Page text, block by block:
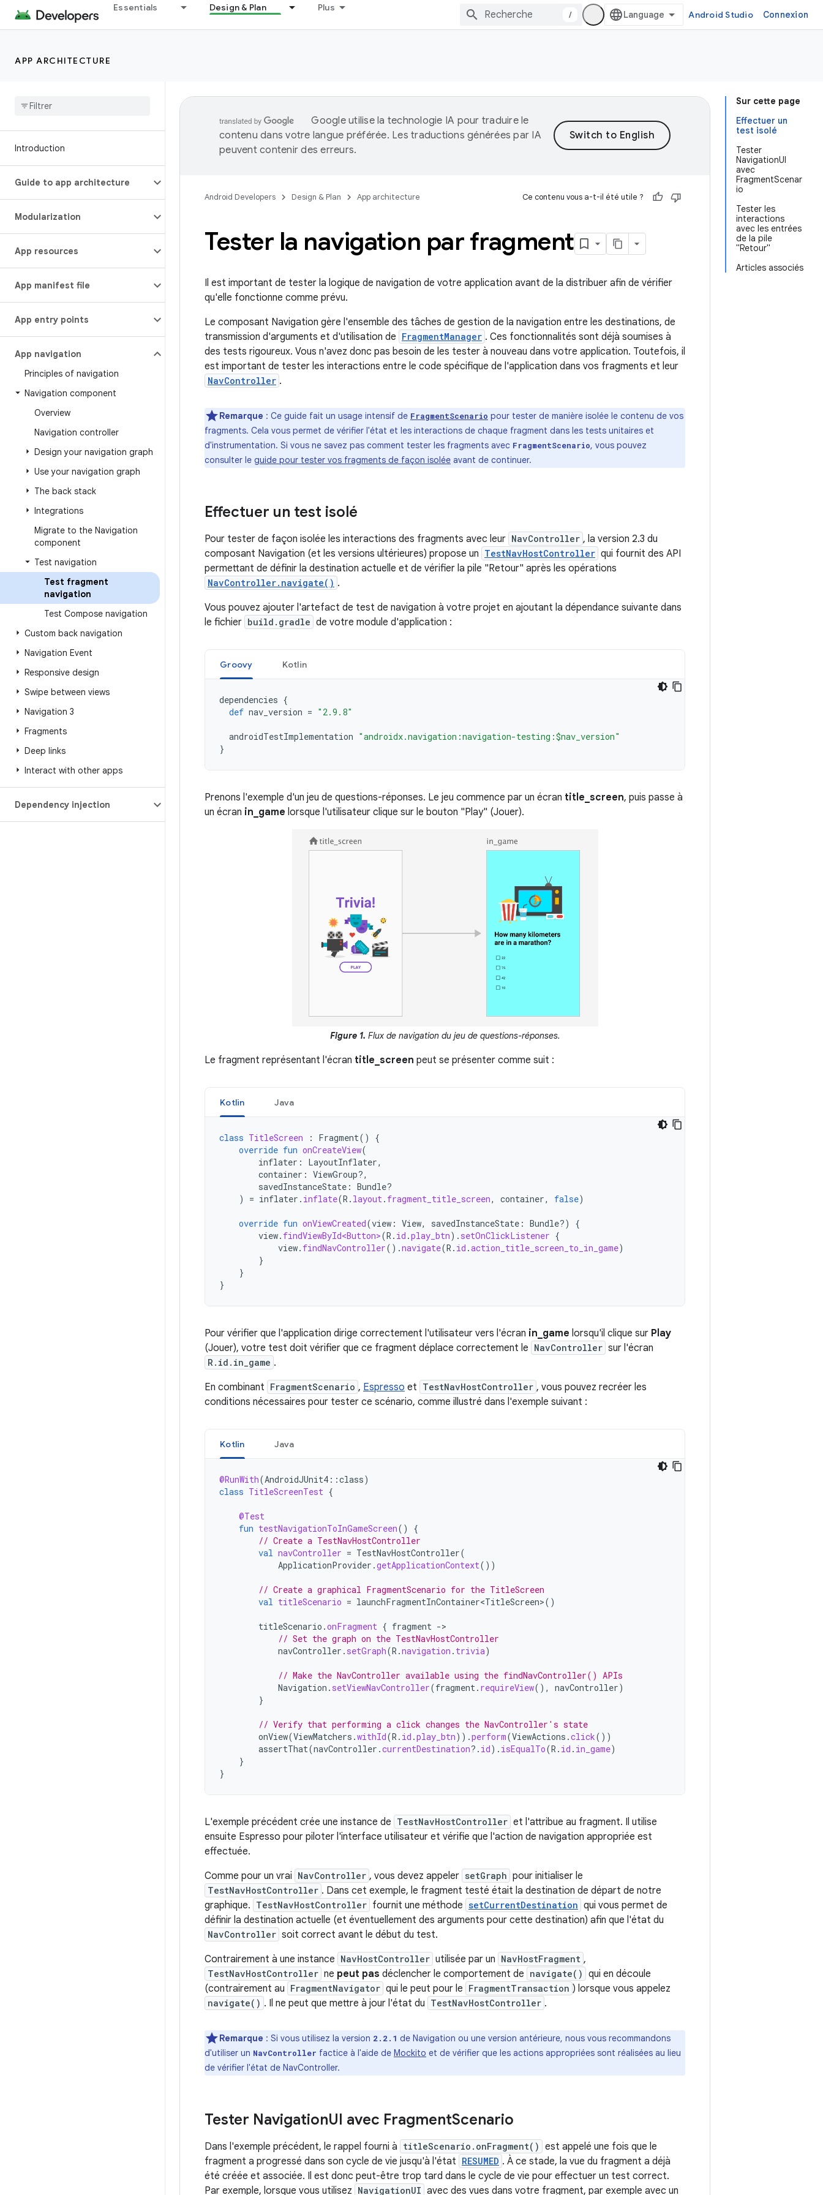
Essentials Design & Plan Plus
/ Android Studio Connexion
APP ARCHITECTURE
Introduction
Guide to app architecture
Modularization
App resources
App manifest file
App entry points
App navigation
Principles of navigation
Navigation component
Overview
Navigation controller
Design your navigation graph
Use your navigation graph
The back stack
Integrations
Migrate to the Navigation
component
Test navigation
Test fragment
navigation
Test Compose navigation
Custom back navigation
Navigation Event
Responsive design
Swipe between views
Navigation 3
Fragments
Deep links
Interact with other apps
Dependency injection
Sur cette page
Effectuer un
test isolé
Tester
NavigationUI
avec
FragmentScenar
io
Tester les
interactions
avec les entrées
de la pile
"Retour"
Articles associés
Google utilise la technologie IA pour traduire le
contenu dans votre langue préférée. Les traductions générées par IA
peuvent contenir des erreurs.
Android Developers Design & Plan App architecture Ce contenu vous a-t-il été utile ?
Tester la navigation par fragment
Il est important de tester la logique de navigation de votre application avant de la distribuer afin de vérifier
qu'elle fonctionne comme prévu.
Le composant Navigation gère l'ensemble des tâches de gestion de la navigation entre les destinations, de
transmission d'arguments et d'utilisation de FragmentManager . Ces fonctionnalités sont déjà soumises à
des tests rigoureux. Vous n'avez donc pas besoin de les tester à nouveau dans votre application. Toutefois, il
est important de tester les interactions entre le code spécifique de l'application dans vos fragments et leur
NavController .
Remarque : Ce guide fait un usage intensif de FragmentScenario pour tester de manière isolée le contenu de vos
fragments. Cela vous permet de vérifier l'état et les interactions de chaque fragment dans les tests unitaires et
d'instrumentation. Si vous ne savez pas comment tester les fragments avec FragmentScenario, vous pouvez
consulter le guide pour tester vos fragments de façon isolée avant de continuer.
Effectuer un test isolé
Pour tester de façon isolée les interactions des fragments avec leur NavController , la version 2.3 du
composant Navigation (et les versions ultérieures) propose un TestNavHostController qui fournit des API
permettant de définir la destination actuelle et de vérifier la pile "Retour" après les opérations
NavController.navigate() .
Vous pouvez ajouter l'artefact de test de navigation à votre projet en ajoutant la dépendance suivante dans
le fichier build.gradle de votre module d'application :
Groovy Kotlin
dependencies {
def nav_version = "2.9.8"
androidTestImplementation "androidx.navigation:navigation-testing:$nav_version"
}
Prenons l'exemple d'un jeu de questions-réponses. Le jeu commence par un écran title_screen, puis passe à
un écran in_game lorsque l'utilisateur clique sur le bouton "Play" (Jouer).
Figure 1. Flux de navigation du jeu de questions-réponses.
Le fragment représentant l'écran title_screen peut se présenter comme suit :
Kotlin Java
class TitleScreen : Fragment()
{
override fun onCreateView(
inflater : LayoutInflater,
container : ViewGroup?,
savedInstanceState : Bundle?
)
= inflater . inflate(R . layout . fragment_title_screen, container, false)
override fun onViewCreated(view : View, savedInstanceState : Bundle?)
{
view. findViewById<Button>(R . id .play_btn). setOnClickListener {
view. findNavController().navigate(R . id .action_title_screen_to_in_game)
}
}
}
Pour vérifier que l'application dirige correctement l'utilisateur vers l'écran in_game lorsqu'il clique sur Play
(Jouer), votre test doit vérifier que ce fragment déplace correctement le NavController sur l'écran
R.id.in_game .
En combinant FragmentScenario , Espresso et TestNavHostController , vous pouvez recréer les
conditions nécessaires pour tester ce scénario, comme illustré dans l'exemple suivant :
Kotlin Java
@RunWith(AndroidJUnit4 ::class)
class TitleScreenTest {
@Test
fun testNavigationToInGameScreen()
{
// Create a TestNavHostController
val navController = TestNavHostController(
ApplicationProvider .getApplicationContext())
// Create a graphical FragmentScenario for the TitleScreen
val titleScenario = launchFragmentInContainer<TitleScreen>()
titleScenario .onFragment { fragment -
// Set the graph on the TestNavHostController
navController . setGraph(R .navigation . trivia)
// Make the NavController available using the findNavController() APIs
Navigation . setViewNavController(fragment . requireView(), navController)
}
// Verify that performing a click changes the NavController's state
onView(ViewMatchers .withId(R . id .play_btn)).perform(ViewActions .click())
assertThat(navController .currentDestination?. id). isEqualTo(R . id . in_game)
}
}
L'exemple précédent crée une instance de TestNavHostController et l'attribue au fragment. Il utilise
ensuite Espresso pour piloter l'interface utilisateur et vérifie que l'action de navigation appropriée est
effectuée.
Comme pour un vrai NavController , vous devez appeler setGraph pour initialiser le
TestNavHostController . Dans cet exemple, le fragment testé était la destination de départ de notre
graphique. TestNavHostController fournit une méthode setCurrentDestination qui vous permet de
définir la destination actuelle (et éventuellement des arguments pour cette destination) afin que l'état du
NavController soit correct avant le début du test.
Contrairement à une instance NavHostController utilisée par un NavHostFragment ,
TestNavHostController ne peut pas déclencher le comportement de navigate() qui en découle
(contrairement au FragmentNavigator qui le peut pour le FragmentTransaction ) lorsque vous appelez
navigate() . Il ne peut que mettre à jour l'état du TestNavHostController .
Remarque : Si vous utilisez la version 2.2.1 de Navigation ou une version antérieure, nous vous recommandons
d'utiliser un NavController factice à l'aide de Mockito et de vérifier que les actions appropriées sont réalisées au lieu
de vérifier l'état de NavController.
Tester NavigationUI avec FragmentScenario
Dans l'exemple précédent, le rappel fourni à titleScenario.onFragment() est appelé une fois que le
fragment a progressé dans son cycle de vie jusqu'à l'état RESUMED . À ce stade, la vue du fragment a déjà
été créée et associée. Il est donc peut-être trop tard dans le cycle de vie pour effectuer un test correct.
Par exemple, lorsque vous utilisez NavigationUI avec des vues dans votre fragment, par exemple avec un